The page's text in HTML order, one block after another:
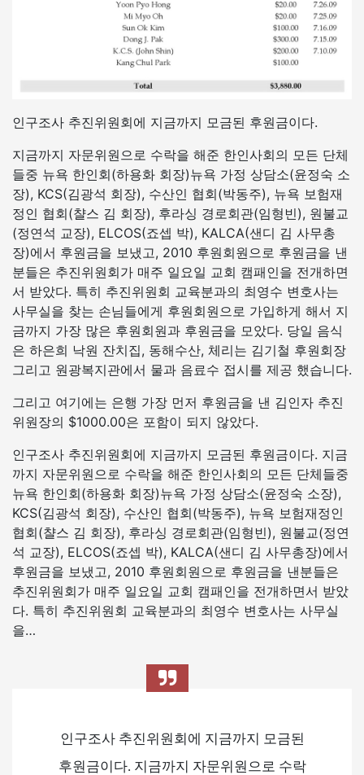
인구조사 추진위원회에 지금까지 모금된 후원금이다.
지금까지 자문위원으로 수락을 해준 한인사회의 모든 단체
들중 뉴욕 한인회(하용화 회장)뉴욕 가정 상담소(윤정숙 소
장), KCS(김광석 회장), 수산인 협회(박동주), 뉴욕 보험재
정인 협회(챨스 김 회장), 후라싱 경로회관(임형빈), 원불교
(정연석 교장), ELCOS(죠셉 박), KALCA(샌디 김 사무총
장)에서 후원금을 보냈고, 2010 후원회원으로 후원금을 낸
분들은 추진위원회가 매주 일요일 교회 캠패인을 전개하면
서 받았다. 특히 추진위원회 교육분과의 최영수 변호사는
사무실을 찾는 손님들에게 후원회원으로 가입하게 해서 지
금까지 가장 많은 후원회원과 후원금을 모았다. 당일 음식
은 하은희 낙원 잔치집, 동해수산, 체리는 김기철 후원회장
그리고 원광복지관에서 물과 음료수 접시를 제공 했습니다.
그리고 여기에는 은행 가장 먼저 후원금을 낸 김인자 추진
위원장의 $1000.00은 포함이 되지 않았다.
인구조사 추진위원회에 지금까지 모금된 후원금이다. 지금
까지 자문위원으로 수락을 해준 한인사회의 모든 단체들중
뉴욕 한인회(하용화 회장)뉴욕 가정 상담소(윤정숙 소장),
KCS(김광석 회장), 수산인 협회(박동주), 뉴욕 보험재정인
협회(챨스 김 회장), 후라싱 경로회관(임형빈), 원불교(정연
석 교장), ELCOS(죠셉 박), KALCA(샌디 김 사무총장)에서
후원금을 보냈고, 2010 후원회원으로 후원금을 낸분들은
추진위원회가 매주 일요일 교회 캠패인을 전개하면서 받았
다. 특히 추진위원회 교육분과의 최영수 변호사는 사무실
을…
인구조사 추진위원회에 지금까지 모금된
후원금이다. 지금까지 자문위원으로 수락